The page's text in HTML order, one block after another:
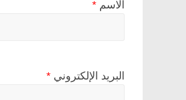
الاسم *
البريد الإلكتروني *